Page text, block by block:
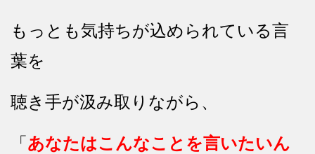
もっとも気持ちが込められている言
葉を
聴き手が汲み取りながら、
「 あなたはこんなことを言いたいん